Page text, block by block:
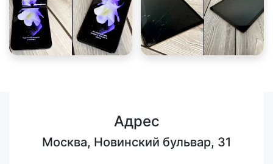
Адрес
Москва, Новинский бульвар, 31